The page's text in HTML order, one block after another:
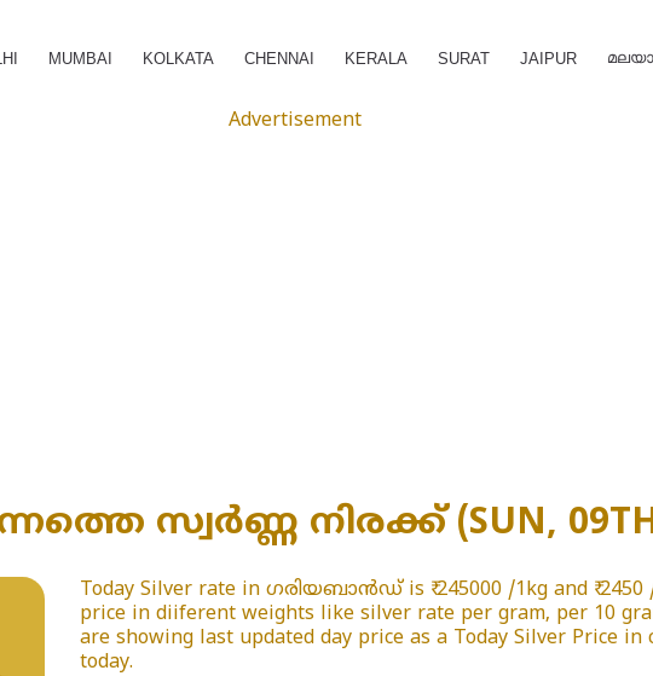
MUMBAI KOLKATA CHENNAI KERALA SURAT JAIPUR
Advertisement
സ്വർണ്ണ നിരക്ക് (SUN, 09TH
Today Silver rate in ഗരിയബാൻഡ് is ₹ 245000 /1kg and ₹ 2450
price in diiferent weights like silver rate per gram, per 10
are showing last updated day price as a Today Silver Price
today.